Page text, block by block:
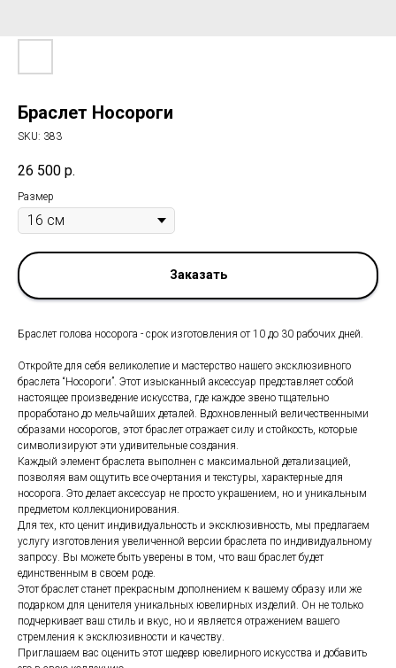
Браслет Носороги
SKU: 383
26 500 р.
Размер
Заказать
Браслет голова носорога - срок изготовления от 10 до 30 рабочих дней.
Откройте для себя великолепие и мастерство нашего эксклюзивного
браслета “Носороги”. Этот изысканный аксессуар представляет собой
настоящее произведение искусства, где каждое звено тщательно
проработано до мельчайших деталей. Вдохновленный величественными
образами носорогов, этот браслет отражает силу и стойкость, которые
символизируют эти удивительные создания.
Каждый элемент браслета выполнен с максимальной детализацией,
позволяя вам ощутить все очертания и текстуры, характерные для
носорога. Это делает аксессуар не просто украшением, но и уникальным
предметом коллекционирования.
Для тех, кто ценит индивидуальность и эксклюзивность, мы предлагаем
услугу изготовления увеличенной версии браслета по индивидуальному
запросу. Вы можете быть уверены в том, что ваш браслет будет
единственным в своем роде.
Этот браслет станет прекрасным дополнением к вашему образу или же
подарком для ценителя уникальных ювелирных изделий. Он не только
подчеркивает ваш стиль и вкус, но и является отражением вашего
стремления к эксклюзивности и качеству.
Приглашаем вас оценить этот шедевр ювелирного искусства и добавить